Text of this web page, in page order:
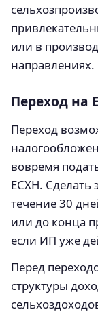
или в
направлениях.
Переход на
Переход
вовремя
ЕСХН. Сделать
течение 30
или до конца
если ИП уже
Перед
структуры